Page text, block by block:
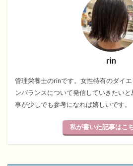
rin
管理栄養士のrinです。女性特有のダイ
ンバランスについて発信していきたい
事が少しでも参考になれば嬉しいです。
私が書いた記事はこ